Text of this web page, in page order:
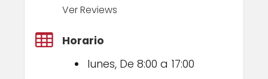
Ver Reviews
Horario
lunes, De 8:00 a 17:00